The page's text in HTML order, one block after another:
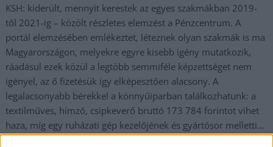
KSH: kiderült, mennyit kerestek az egyes szakmákban 2019-
től 2021-ig – közölt részletes elemzést a Pénzcentrum. A
portál elemzésében emlékeztet, léteznek olyan szakmák is ma
Magyarországon, melyekre egyre kisebb igény mutatkozik,
ráadásul ezek közül a legtöbb semmiféle képzettséget nem
igényel, az ő fizetésük így elképesztően alacsony. A
legalacsonyabb bérekkel a könnyűiparban találkozhatunk: a
textilműves, hímző, csipkeverő bruttó 173 784 forintot vihet
haza, míg egy ruházati gép kezelőjének és gyártósor melletti…